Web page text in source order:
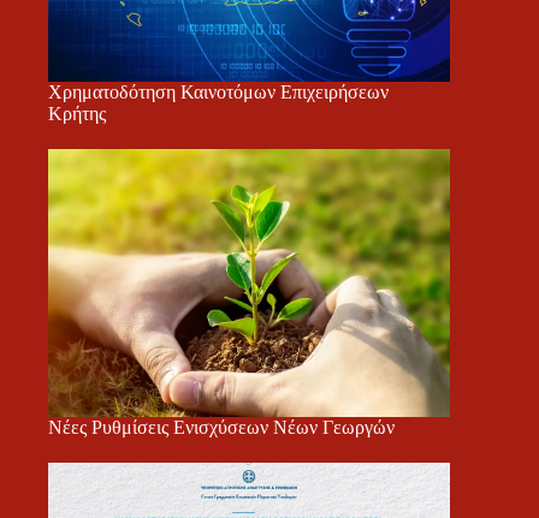
Χρηματοδότηση Καινοτόμων Επιχειρήσεων
Κρήτης
Νέες Ρυθμίσεις Ενισχύσεων Νέων Γεωργών